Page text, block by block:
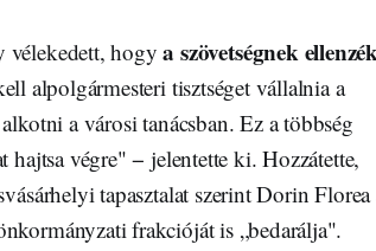
vélekedett, hogya szövetségnek
alpolgármesteri tisztséget vállalnia a
a városi tanácsban. Ez a többség
hajtsa végre" − jelentette ki. Hozzátette,
tapasztalat szerint Dorin Florea
frakcióját is „bedarálja".